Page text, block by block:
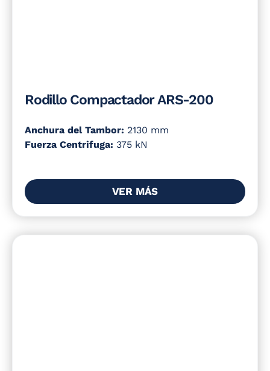
Rodillo Compactador ARS-200
Anchura del Tambor: 2130 mm
Fuerza Centrifuga: 375 kN
VER MÁS